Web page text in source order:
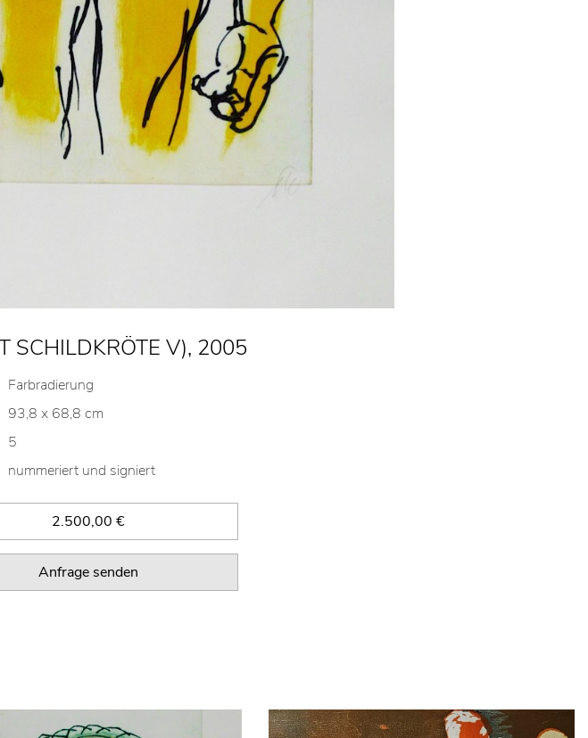
SCHILDKRÖTE V), 2005
Farbradierung
93,8 x 68,8 cm
5
nummeriert und signiert
2.500,00 €
Anfrage senden